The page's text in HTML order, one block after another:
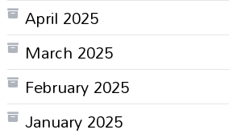
April 2025
March 2025
February 2025
January 2025